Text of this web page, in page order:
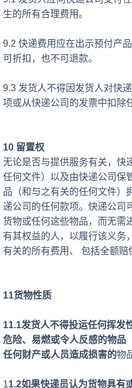
生的所有合理费用。
9.2 快递费用应在出示预付产
可折扣，也不可退款。
9.3 发货人不得因发货人对快
项或从快递公司的发票中扣除
10 留置权
无论是否与提供服务有关，快
任何文件）以及由快递公司保
品（和与之有关的任何文件）
递公司的任何款项。快递公司
货物或任何这些物品，而无需
有其权益的人，以履行该义务
有关的所有费用、
包括全额赔
11货物性质
11.1发货人不得投运任何挥发
危险、易燃或令人反感的物品
任何财产或人员造成损害的物
11.2如果快递员认为货物具有